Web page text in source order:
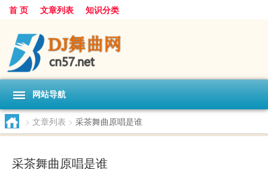
首 页 文章列表 知识分类
网站导航
> 文章列表 > 采茶舞曲原唱是谁
采茶舞曲原唱是谁